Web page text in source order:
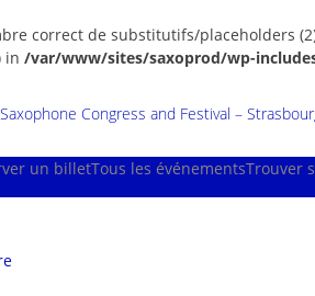
correct de substitutifs/placeholders
in /var/www/sites/saxoprod/wp-
Congress and Festival –
un billetTous les événementsTrouver